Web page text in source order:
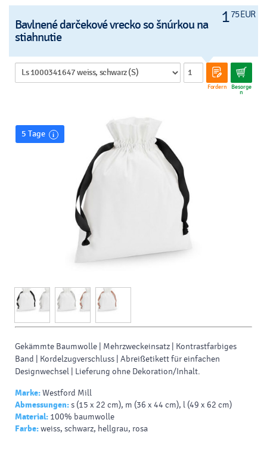
175 EUR
Bavlnené darčekové vrecko so šnúrkou na
stiahnutie
Fordern Besorge
n
5 Tage
Gekämmte Baumwolle | Mehrzweckeinsatz | Kontrastfarbiges
Band | Kordelzugverschluss | Abreißetikett für einfachen
Designwechsel | Lieferung ohne Dekoration/Inhalt.
Marke:Westford Mill
Abmessungen:s (15 x 22 cm), m (36 x 44 cm), l (49 x 62 cm)
Material: 100% baumwolle
Farbe:weiss, schwarz, hellgrau, rosa